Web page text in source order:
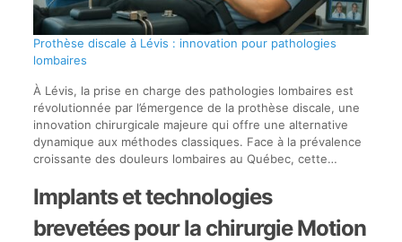
Prothèse discale à Lévis : innovation pour pathologies
lombaires
À Lévis, la prise en charge des pathologies lombaires est
révolutionnée par l’émergence de la prothèse discale, une
innovation chirurgicale majeure qui offre une alternative
dynamique aux méthodes classiques. Face à la prévalence
croissante des douleurs lombaires au Québec, cette…
Implants et technologies
brevetées pour la chirurgie Motion